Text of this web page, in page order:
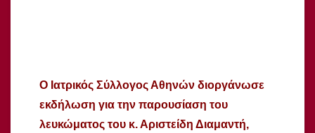
Ο Ιατρικός Σύλλογος Αθηνών διοργάνωσε
εκδήλωση για την παρουσίαση του
λευκώματος του κ. Αριστείδη Διαμαντή,